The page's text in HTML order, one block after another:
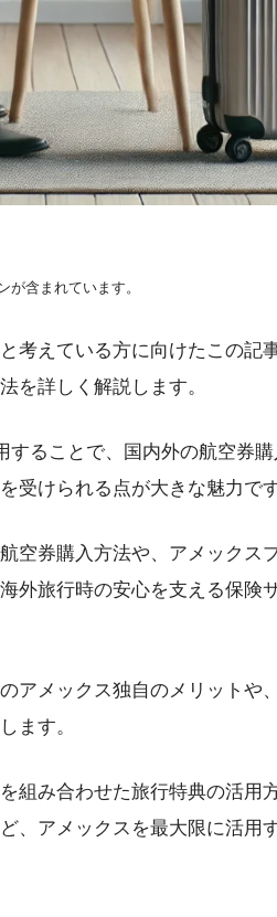
含まれています。
考えている方に向けたこの記
を詳しく解説します。
することで、国内外の航空券
受けられる点が大きな魅力です
空券購入方法や、アメックス
外旅行時の安心を支える保険
アメックス独自のメリットや
ます。
組み合わせた旅行特典の活用
、アメックスを最大限に活用